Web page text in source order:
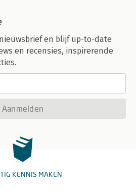
en blijf up-to-date
en recensies, inspirerende
Aanmelden
KENNIS MAKEN